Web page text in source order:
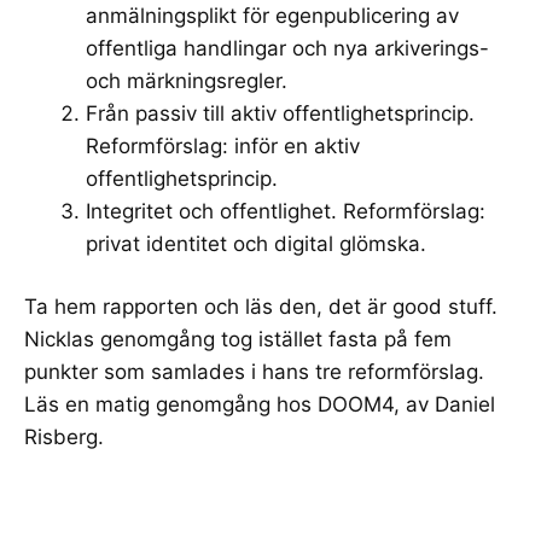
anmälningsplikt för egenpublicering av
offentliga handlingar och nya arkiverings-
och märkningsregler.
Från passiv till aktiv offentlighetsprincip.
Reformförslag: inför en aktiv
offentlighetsprincip.
Integritet och offentlighet. Reformförslag:
privat identitet och digital glömska.
Ta hem rapporten och läs den, det är good stuff.
Nicklas genomgång tog istället fasta på fem
punkter som samlades i hans tre reformförslag.
Läs en matig genomgång hos DOOM4, av Daniel
Risberg.